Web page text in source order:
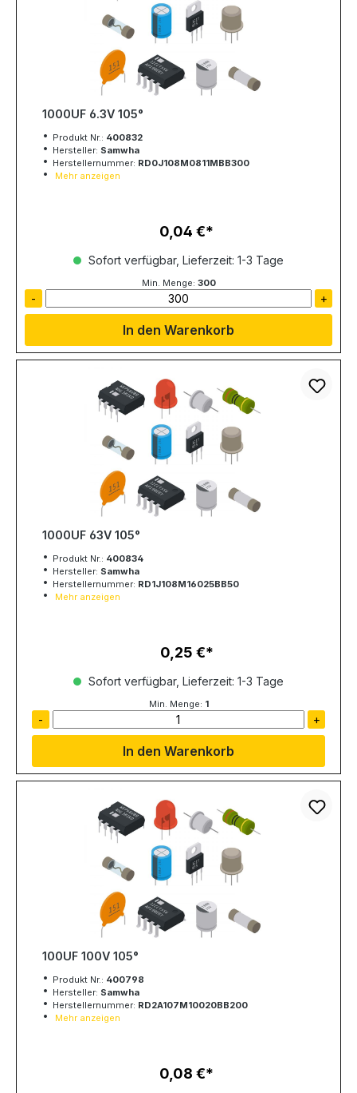
1000UF 6.3V 105°
Produkt Nr.: 400832
Hersteller: Samwha
Herstellernummer: RD0J108M0811MBB300
Mehr anzeigen
Regulärer Preis:
0,04 €
Sofort verfügbar, Lieferzeit: 1-3 Tage
Min. Menge: 300
- +
In den Warenkorb
1000UF 63V 105°
Produkt Nr.: 400834
Hersteller: Samwha
Herstellernummer: RD1J108M16025BB50
Mehr anzeigen
Regulärer Preis:
0,25 €
Sofort verfügbar, Lieferzeit: 1-3 Tage
Min. Menge: 1
- +
In den Warenkorb
100UF 100V 105°
Produkt Nr.: 400798
Hersteller: Samwha
Herstellernummer: RD2A107M10020BB200
Mehr anzeigen
Regulärer Preis:
0,08 €